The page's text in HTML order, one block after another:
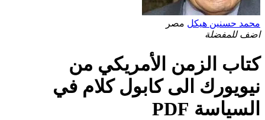
محمد حسنين هيكل مصر
اضف للمفضلة
كتاب الزمن الأمريكي من
نيويورك الى كابول كلام في
السياسة PDF